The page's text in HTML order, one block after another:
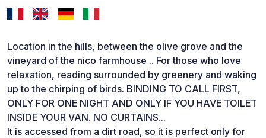
Location in the hills, between the olive grove and the
vineyard of the nico farmhouse .. For those who love
relaxation, reading surrounded by greenery and waking
up to the chirping of birds. BINDING TO CALL FIRST,
ONLY FOR ONE NIGHT AND ONLY IF YOU HAVE TOILET
INSIDE YOUR VAN. NO CURTAINS...
It is accessed from a dirt road, so it is perfect only for